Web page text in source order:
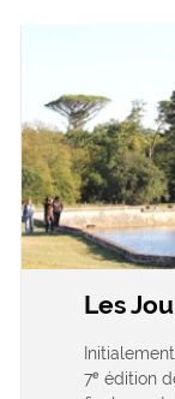
Les
7ᵉ édition